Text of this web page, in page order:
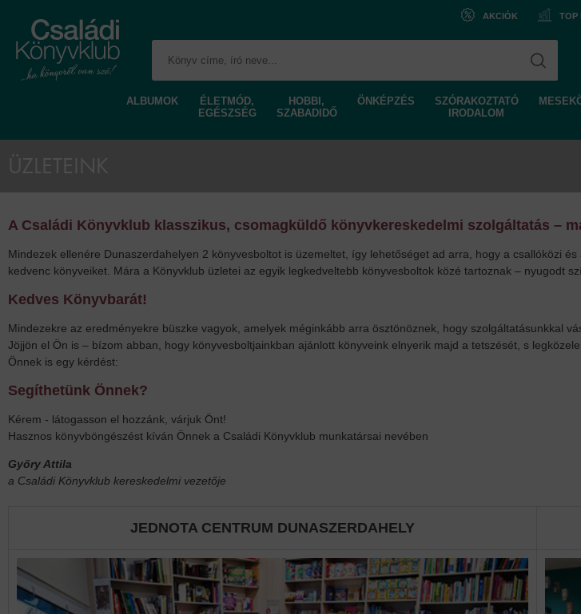
AKCIÓK TOP
ALBUMOK
ÉLETMÓD,
EGÉSZSÉG
HOBBI,
SZABADIDŐ
ÖNKÉPZÉS
SZÓRAKOZTATÓ
IRODALOM
A Családi Könyvklub klasszikus, csomagküldő könyvkereskedelmi szolgáltatás –
Mindezek ellenére Dunaszerdahelyen 2 könyvesboltot is üzemeltet, így lehetőséget ad arra, hogy a csallóközi
kedvenc könyveiket. Mára a Könyvklub üzletei az egyik legkedveltebb könyvesboltok közé tartoznak – nyugodt
Kedves Könyvbarát!
Mindezekre az eredményekre büszke vagyok, amelyek méginkább arra ösztönöznek, hogy szolgáltatásunkkal
Jöjjön el Ön is – bízom abban, hogy könyvesboltjainkban ajánlott könyveink elnyerik majd a tetszését, s
Önnek is egy kérdést:
Segíthetünk Önnek?
Kérem - látogasson el hozzánk, várjuk Önt!
Hasznos könyvböngészést kíván Önnek a Családi Könyvklub munkatársai nevében
Győry Attila
a Családi Könyvklub kereskedelmi vezetője
JEDNOTA CENTRUM DUNASZERDAHELY